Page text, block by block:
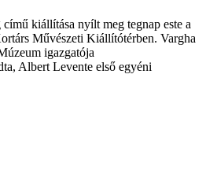
kiállítása nyílt meg tegnap este a
Művészeti Kiállítótérben. Vargha
igazgatója
Albert Levente első egyéni